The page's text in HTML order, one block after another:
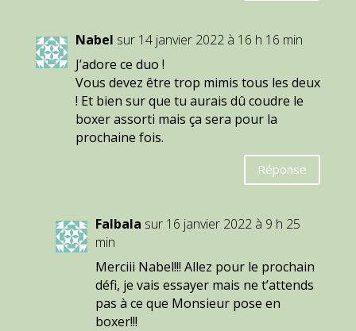
Nabel sur 14 janvier 2022 à 16 h 16 min
J’adore ce duo !
Vous devez être trop mimis tous les deux
! Et bien sur que tu aurais dû coudre le
boxer assorti mais ça sera pour la
prochaine fois.
Réponse
Falbala sur 16 janvier 2022 à 9 h 25
min
Merciii Nabel!!! Allez pour le prochain
défi, je vais essayer mais ne t’attends
pas à ce que Monsieur pose en
boxer!!!